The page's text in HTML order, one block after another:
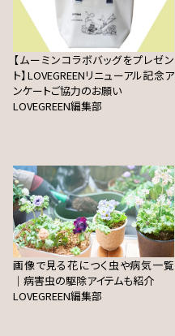
【ムーミンコラボバッグをプレゼン
ト】LOVEGREENリニューアル記念ア
ンケートご協力のお願い
LOVEGREEN編集部
画像で見る花につく虫や病気一覧
｜病害虫の駆除アイテムも紹介
LOVEGREEN編集部